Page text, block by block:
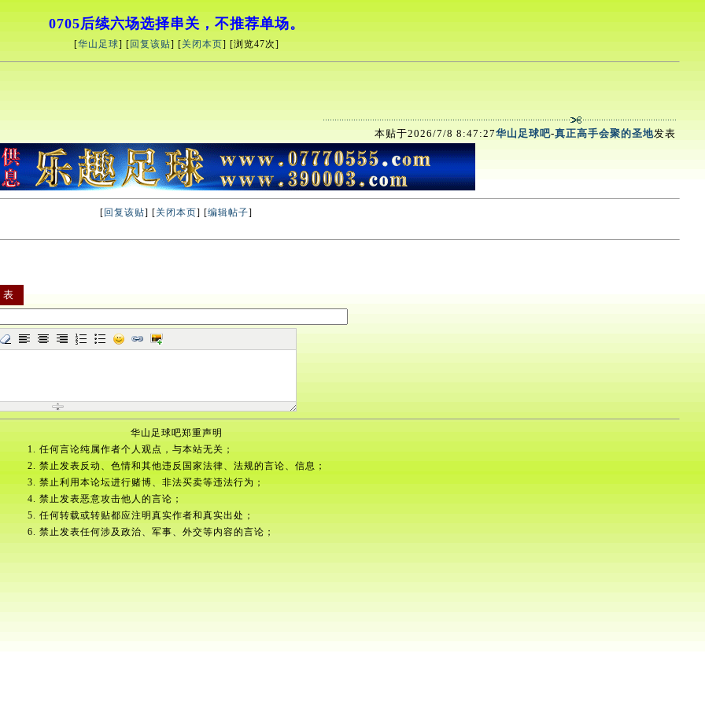
0705后续六场选择串关，不推荐单场。
[华山足球] [ 回复该贴] [关闭本页] [浏览47次]
本贴于2026/7/8 8:47:27华山足球吧-真正高手会聚的圣地发表
[ 回复该贴] [关闭本页] [编辑帖子]
华山足球吧郑重声明
1. 任何言论纯属作者个人观点，与本站无关；
2. 禁止发表反动、色情和其他违反国家法律、法规的言论、信息；
3. 禁止利用本论坛进行赌博、非法买卖等违法行为；
4. 禁止发表恶意攻击他人的言论；
5. 任何转载或转贴都应注明真实作者和真实出处；
6. 禁止发表任何涉及政治、军事、外交等内容的言论；